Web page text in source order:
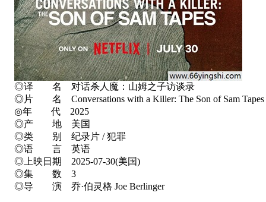
◎译 名 对话杀人魔：山姆之子访谈录
◎片 名 Conversations with a Killer: The Son of Sam Tapes
◎年 代 2025
◎产 地 美国
◎类 别 纪录片 / 犯罪
◎语 言 英语
◎上映日期 2025-07-30(美国)
◎集 数 3
◎导 演 乔·伯灵格 Joe Berlinger